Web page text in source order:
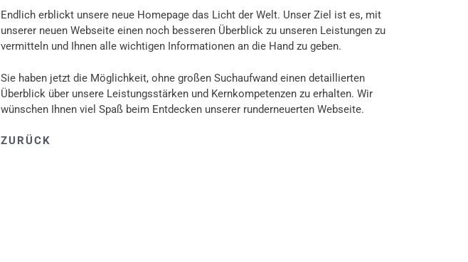
Endlich erblickt unsere neue Homepage das Licht der Welt. Unser Ziel ist es, mit
unserer neuen Webseite einen noch besseren Überblick zu unseren Leistungen zu
vermitteln und Ihnen alle wichtigen Informationen an die Hand zu geben.
Sie haben jetzt die Möglichkeit, ohne großen Suchaufwand einen detaillierten
Überblick über unsere Leistungsstärken und Kernkompetenzen zu erhalten. Wir
wünschen Ihnen viel Spaß beim Entdecken unserer runderneuerten Webseite.
ZURÜCK